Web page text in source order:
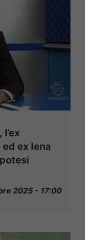
ex Iena
2025 - 17:00